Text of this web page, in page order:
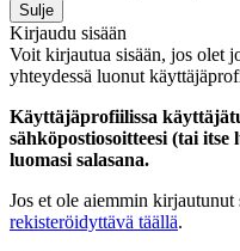
Sulje
Kirjaudu sisään
Voit kirjautua sisään, jos olet
yhteydessä luonut
Käyttäjäprofiilissa
sähköpostiosoitteesi (tai
luomasi salasana.
Jos et ole aiemmin kirjautunut
rekisteröidyttävä täällä.